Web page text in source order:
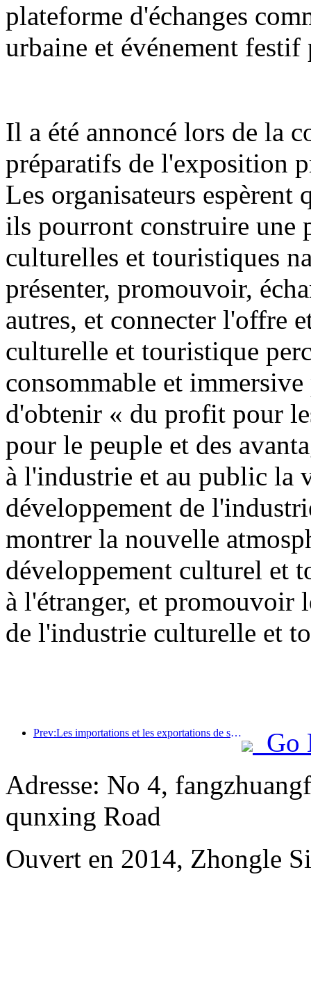
plateforme d'échanges
urbaine et événement
Il a été annoncé lors de la
préparatifs de l'exposition
Les organisateurs
ils pourront construire une
culturelles et touristiques
présenter, promouvoir,
autres, et connecter l'offre
culturelle et touristique
consommable et
d'obtenir « du profit pour
pour le peuple et des
à l'industrie et au public la
développement de
montrer la nouvelle
développement culturel et
à l'étranger, et promouvoir
de l'industrie culturelle et
Prev:Les importations et les exportations de services de voyage ont atteint 1 080,29 milliards de yuans au premier semestre de l'année
Go
Adresse: No 4,
qunxing Road
Ouvert en 2014, Zhongle